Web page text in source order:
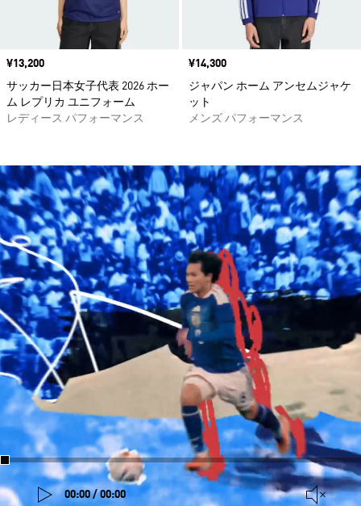
価格
¥13,200
サッカー日本女子代表 2026 ホー
ム レプリカ ユニフォーム
レディース パフォーマンス
価格
¥14,300
ジャパン ホーム アンセムジャケ
ット
メンズ パフォーマンス
00:00 / 00:00